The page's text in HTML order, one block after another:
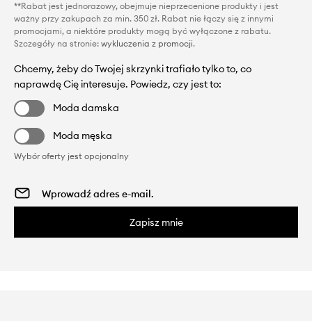
**Rabat jest jednorazowy, obejmuje nieprzecenione produkty i jest
ważny przy zakupach za min. 350 zł. Rabat nie łączy się z innymi
promocjami, a niektóre produkty mogą być wyłączone z rabatu.
Szczegóły na stronie: wykluczenia z promocji.
Chcemy, żeby do Twojej skrzynki trafiało tylko to, co
naprawdę Cię interesuje. Powiedz, czy jest to:
Moda damska
Moda męska
Wybór oferty jest opcjonalny
Zapisz mnie